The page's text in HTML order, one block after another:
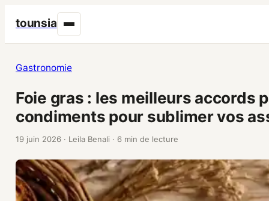
tounsia
Gastronomie
Foie gras : les meilleurs accords
condiments pour sublimer vos
19 juin 2026 · Leila Benali · 6 min de lecture